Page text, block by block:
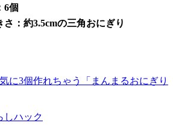
6個
：約3.5cmの三角おにぎり
に3個作れちゃう「まんまるおにぎり
しハック